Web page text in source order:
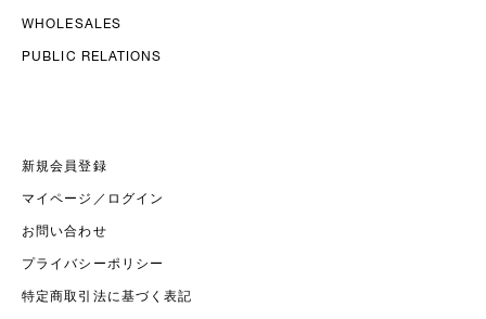
WHOLESALES
PUBLIC RELATIONS
新規会員登録
マイページ／ログイン
お問い合わせ
プライバシーポリシー
特定商取引法に基づく表記